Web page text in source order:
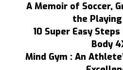
A Memoir of Soccer,
the
10 Super Easy
Body
Mind Gym : An